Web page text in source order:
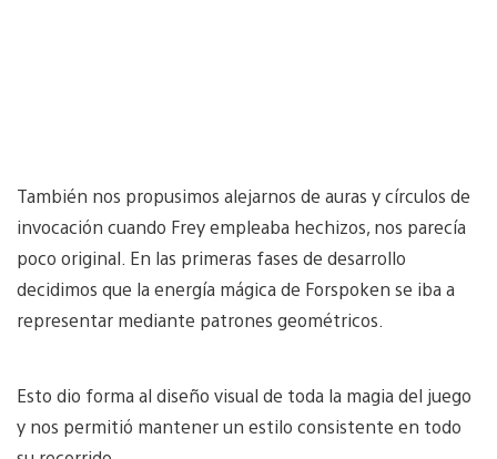
También nos propusimos alejarnos de auras y círculos de
invocación cuando Frey empleaba hechizos, nos parecía
poco original. En las primeras fases de desarrollo
decidimos que la energía mágica de Forspoken se iba a
representar mediante patrones geométricos.
Esto dio forma al diseño visual de toda la magia del juego
y nos permitió mantener un estilo consistente en todo